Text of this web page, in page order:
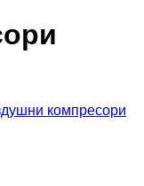
компресори